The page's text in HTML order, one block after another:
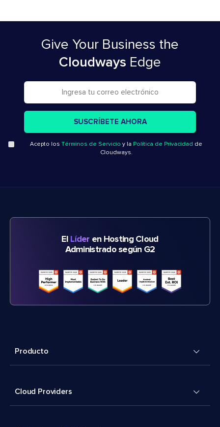
Give Your Business the
Cloudways Edge
Acepto los Términos de Servicio y la Política de Privacidad de
Cloudways.
El Líder en Hosting Cloud
Administrado según G2
Producto
Cloud Providers